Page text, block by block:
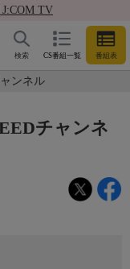
TV
CS番組一覧 番組表
検索
ンネル
チャンネ